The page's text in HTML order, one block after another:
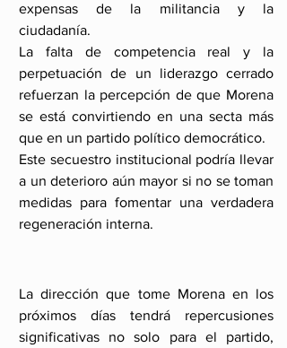
expensas de la militancia y la
ciudadanía.
La falta de competencia real y la
perpetuación de un liderazgo cerrado
refuerzan la percepción de que Morena
se está convirtiendo en una secta más
que en un partido político democrático.
Este secuestro institucional podría llevar
a un deterioro aún mayor si no se toman
medidas para fomentar una verdadera
regeneración interna.
La dirección que tome Morena en los
próximos días tendrá repercusiones
significativas no solo para el partido,